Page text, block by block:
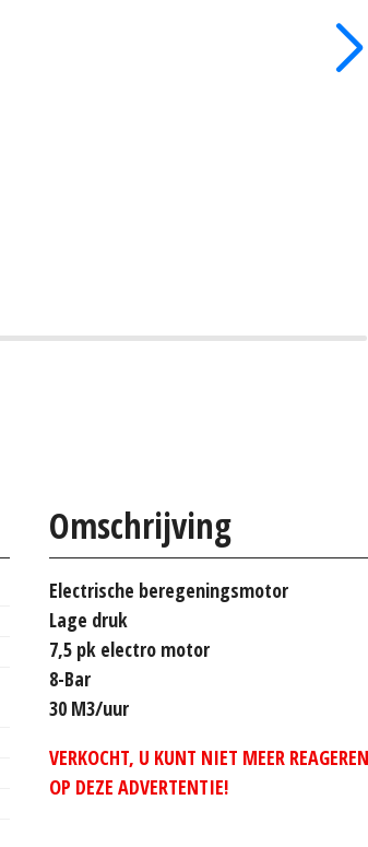
Omschrijving
Electrische beregeningsmotor
Lage druk
7,5 pk electro motor
8-Bar
30 M3/uur
VERKOCHT, U KUNT NIET MEER REAGEREN
OP DEZE ADVERTENTIE!